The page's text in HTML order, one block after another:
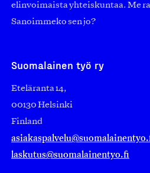
elinvoimaista yhteiskuntaa. Me
Sanoimmeko sen jo?
Suomalainen työ ry
Eteläranta 14,
00130 Helsinki
Finland
laskutus@suomalainentyo.fi